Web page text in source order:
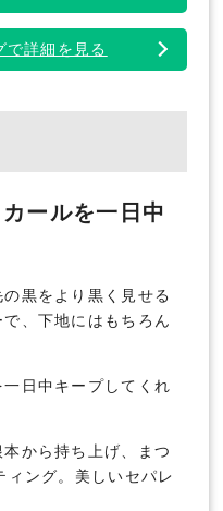
詳細を見る
ールを一日中
黒をより黒く見せる
、下地にはもちろん
日中キープしてくれ
から持ち上げ、まつ
ング。美しいセパレ